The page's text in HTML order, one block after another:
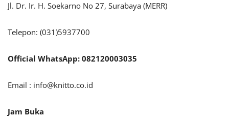
Jl. Dr. Ir. H. Soekarno No 27, Surabaya (MERR)
Telepon: (031)5937700
Official WhatsApp: 082120003035
Email : info@knitto.co.id
Jam Buka